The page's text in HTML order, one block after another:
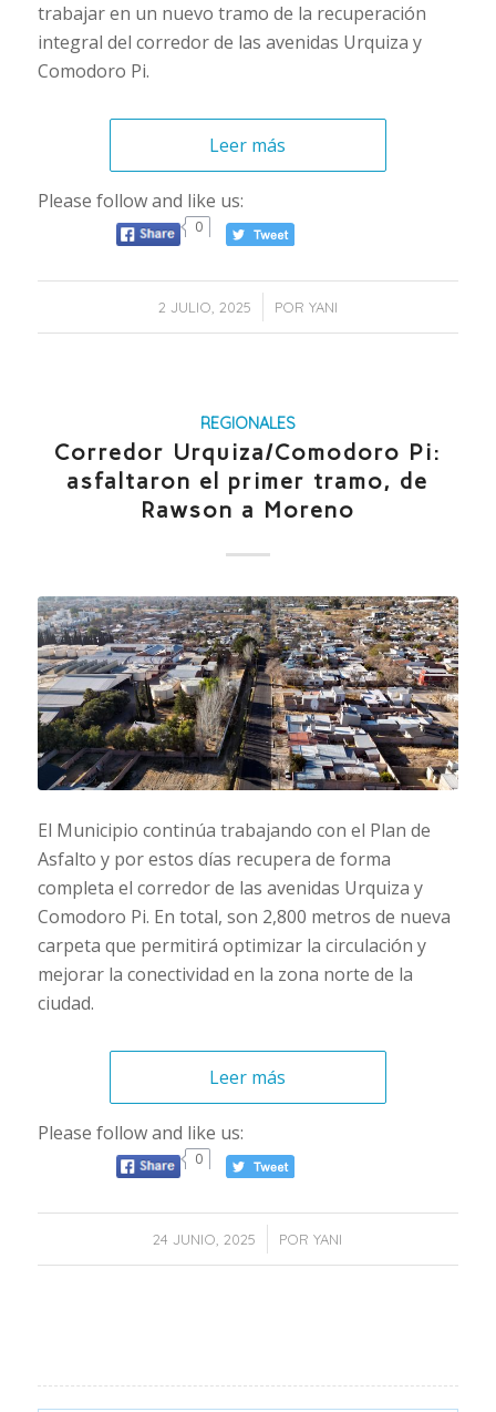
trabajar en un nuevo tramo de la recuperación
integral del corredor de las avenidas Urquiza y
Comodoro Pi.
Leer más
Please follow and like us:
0
2 JULIO, 2025
/ POR YANI
REGIONALES
Corredor Urquiza/Comodoro Pi:
asfaltaron el primer tramo, de
Rawson a Moreno
El Municipio continúa trabajando con el Plan de
Asfalto y por estos días recupera de forma
completa el corredor de las avenidas Urquiza y
Comodoro Pi. En total, son 2,800 metros de nueva
carpeta que permitirá optimizar la circulación y
mejorar la conectividad en la zona norte de la
ciudad.
Leer más
Please follow and like us:
0
24 JUNIO, 2025
/ PORYANI